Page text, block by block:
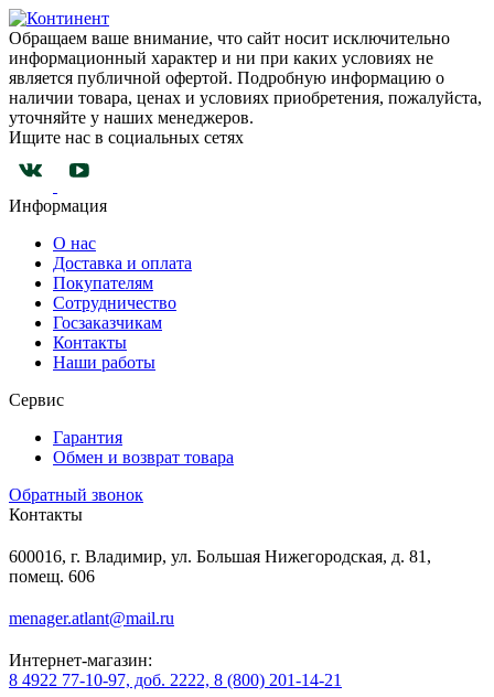
Обращаем ваше внимание, что сайт носит исключительно
информационный характер и ни при каких условиях не
является публичной офертой. Подробную информацию о
наличии товара, ценах и условиях приобретения, пожалуйста,
уточняйте у наших менеджеров.
Ищите нас в социальных сетях
Информация
О нас
Доставка и оплата
Покупателям
Сотрудничество
Госзаказчикам
Контакты
Наши работы
Сервис
Гарантия
Обмен и возврат товара
Обратный звонок
Контакты
600016, г. Владимир, ул. Большая Нижегородская, д. 81,
помещ. 606
menager.atlant@mail.ru
Интернет-магазин:
8 4922 77-10-97, доб. 2222, 8 (800) 201-14-21